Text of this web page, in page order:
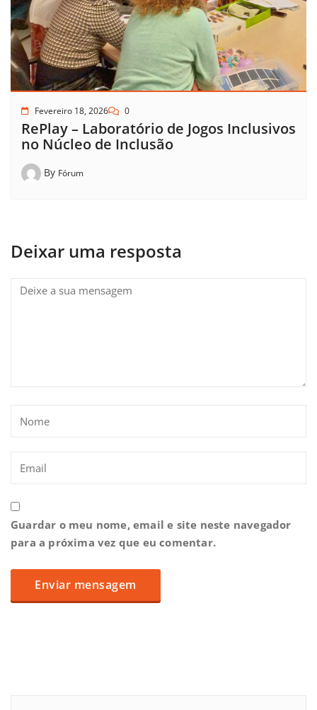
Fevereiro 18, 2026 0
RePlay – Laboratório de Jogos Inclusivos
no Núcleo de Inclusão
By Fórum
Deixar uma resposta
Guardar o meu nome, email e site neste navegador
para a próxima vez que eu comentar.